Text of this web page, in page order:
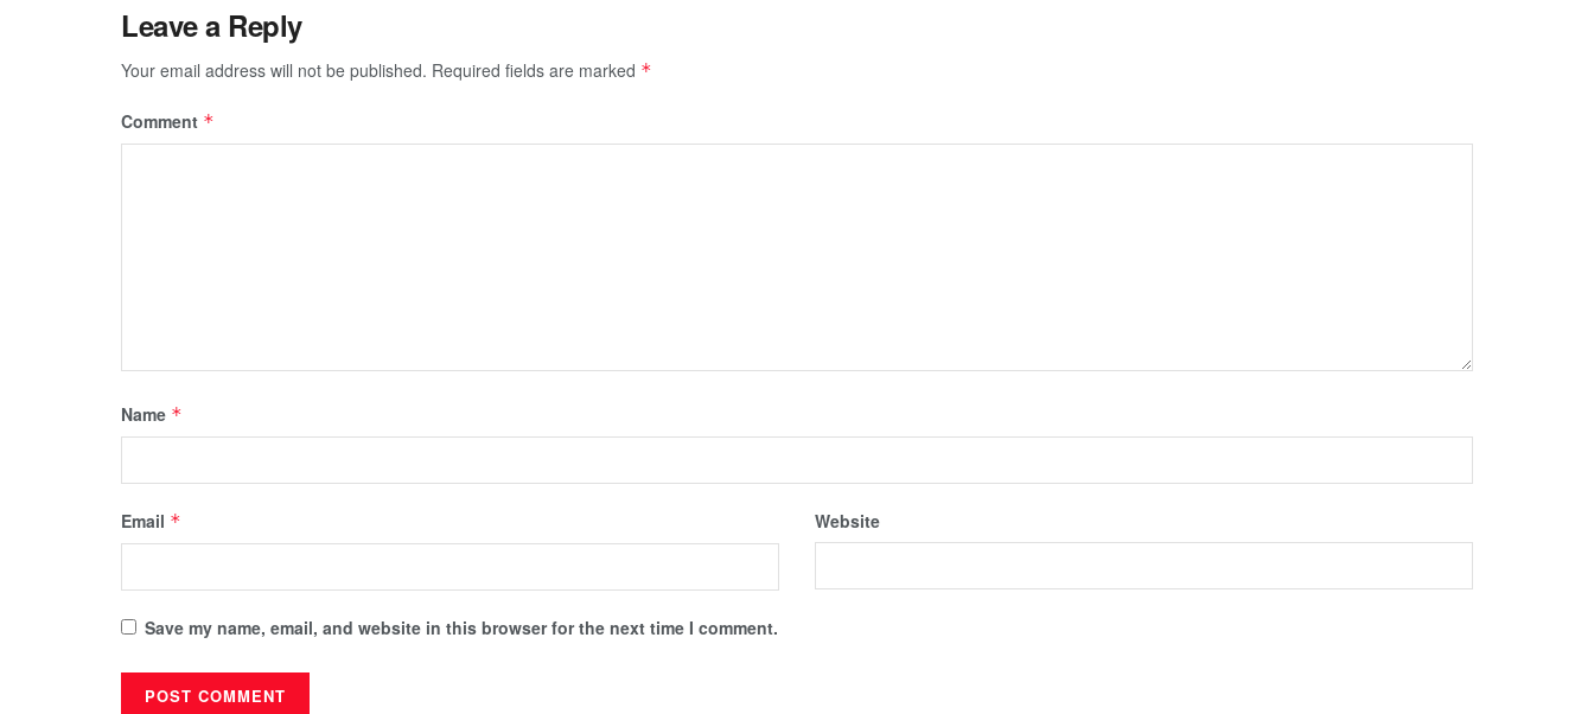
Leave a Reply
Your email address will not be published. Required fields are marked *
Comment *
Name *
Email * Website
Save my name, email, and website in this browser for the next time I comment.